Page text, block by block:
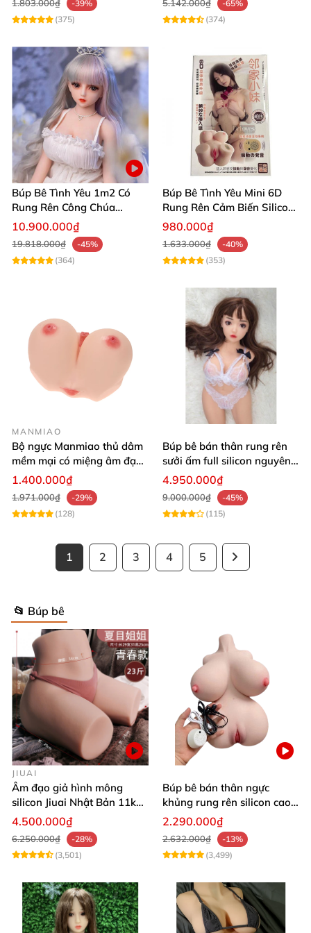
3.Ảnh chụp sản phẩm búp bê tại hãng
1.803.000₫
-39%
(375)
5.142.000₫
-65%
(374)
Búp Bê Tình Yêu 1m2 Có
Rung Rên Công Chúa
Anime Xinh Đẹp
10.900.000₫
19.818.000₫
-45%
(364)
Búp Bê Tình Yêu Mini 6D
Rung Rên Cảm Biến Silicon
Mềm Mịn
980.000₫
1.633.000₫
-40%
(353)
MANMIAO
Bộ ngực Manmiao thủ dâm
mềm mại có miệng âm đạo
thật
1.400.000₫
1.971.000₫
-29%
(128)
Búp bê bán thân rung rên
sưởi ấm full silicon nguyên
khối
4.950.000₫
9.000.000₫
-45%
(115)
1 2 3 4 5
📂 Búp bê
JIUAI
Âm đạo giả hình mông
silicon Jiuai Nhật Bản 11kg
kích cỡ thật
4.500.000₫
6.250.000₫
-28%
(3,501)
Búp bê bán thân ngực
khủng rung rên silicon cao
cấp kích thích cực đã
2.290.000₫
2.632.000₫
-13%
(3,499)